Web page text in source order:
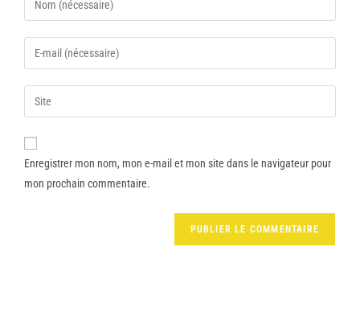
Enregistrer mon nom, mon e-mail et mon site dans le navigateur pour
mon prochain commentaire.